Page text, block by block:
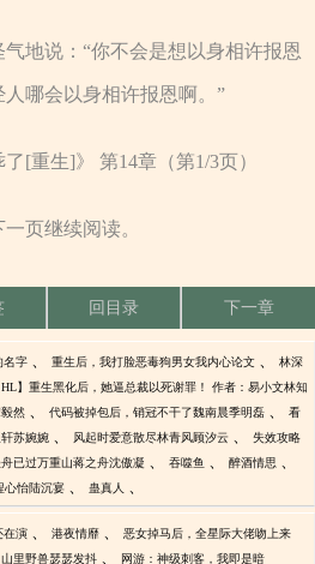
地说：“你不会是想以身相许报恩
哪会以身相许报恩啊。”
了[重生]》 第14章（第1/3页）
页继续阅读。
回目录 下一章
名字 、 重生后，我打脸恶毒狗男女我内心论文 、 林深
HL】重生黑化后，她逼总裁以死谢罪！ 作者：易小文林知
然 、 代码被掉包后，销冠不干了魏南晨季明磊 、 看
苏婉婉 、 风起时爱意散尽林青风顾汐云 、 失效攻略
已过万重山蒋之舟沈傲凝 、 吞噬鱼 、 醉酒情思 、
心怡陆沉宴 、 蛊真人 、
在演 、 港夜情靡 、 恶女掉马后，全星际大佬吻上来
里野兽瑟瑟发抖 、 网游：神级刺客，我即是暗